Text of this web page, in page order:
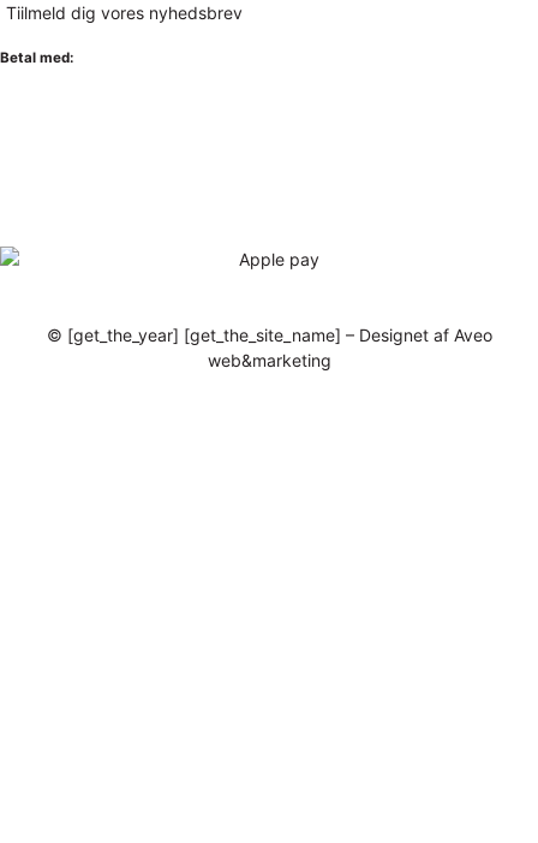
Tiilmeld dig vores nyhedsbrev
Betal med:
© [get_the_year] [get_the_site_name] – Designet af Aveo
web&marketing